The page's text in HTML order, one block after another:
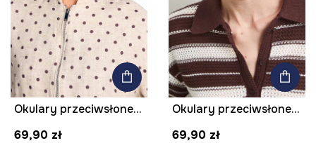
Okulary przeciwsłoneczne pilotki damskie
69,90 zł
Okulary przeciwsłoneczne kocie oczy damskie
69,90 zł